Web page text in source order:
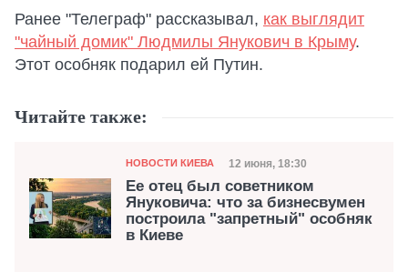
Ранее "Телеграф" рассказывал, как выглядит
"чайный домик" Людмилы Янукович в Крыму.
Этот особняк подарил ей Путин.
Читайте также:
Категория
НОВОСТИ КИЕВА Дата публикации
12 июня, 18:30
Ее отец был советником
Януковича: что за бизнесвумен
построила "запретный" особняк
в Киеве